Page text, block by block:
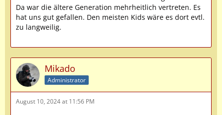
Da war die ältere Generation mehrheitlich vertreten. Es
hat uns gut gefallen. Den meisten Kids wäre es dort evtl.
zu langweilig.
Mikado
Administrator
August 10, 2024 at 11:56 PM